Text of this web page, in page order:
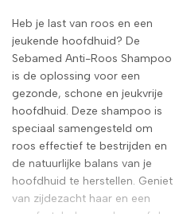
Heb je last van roos en een
jeukende hoofdhuid? De
Sebamed Anti-Roos Shampoo
is de oplossing voor een
gezonde, schone en jeukvrije
hoofdhuid. Deze shampoo is
speciaal samengesteld om
roos effectief te bestrijden en
de natuurlijke balans van je
hoofdhuid te herstellen. Geniet
van zijdezacht haar en een